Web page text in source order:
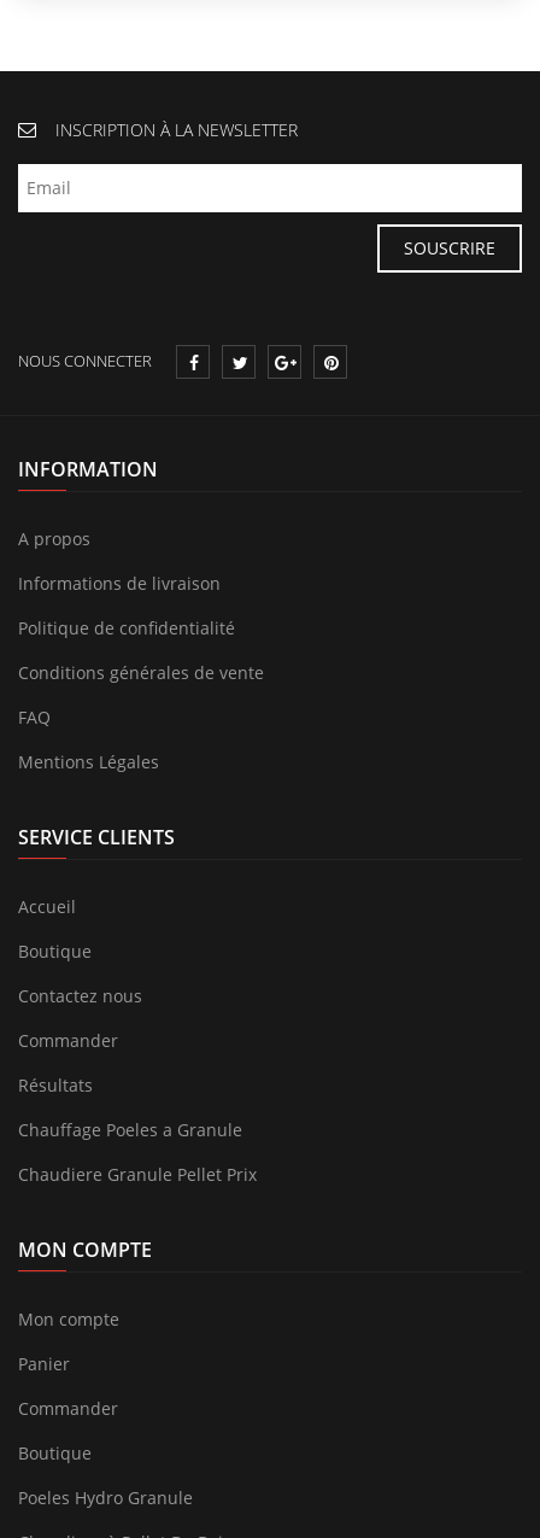
INSCRIPTION À LA NEWSLETTER
NOUS CONNECTER
INFORMATION
A propos
Informations de livraison
Politique de confidentialité
Conditions générales de vente
FAQ
Mentions Légales
SERVICE CLIENTS
Accueil
Boutique
Contactez nous
Commander
Résultats
Chauffage Poeles a Granule
Chaudiere Granule Pellet Prix
MON COMPTE
Mon compte
Panier
Commander
Boutique
Poeles Hydro Granule